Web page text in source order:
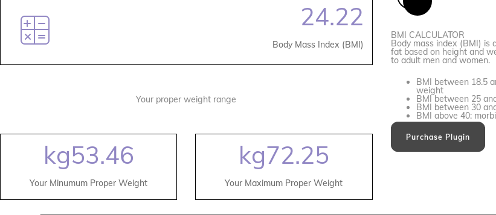
24.22
Body Mass Index (BMI)
Your proper weight range
kg53.46
Your Minumum Proper Weight
kg72.25
Your Maximum Proper Weight
BMI CALCULATOR
Body mass index (BMI) is
fat based on height and
to adult men and women.
BMI between 18.5
weight
BMIbetween 25
BMI between 30
BMI above 40:
Purchase Plugin